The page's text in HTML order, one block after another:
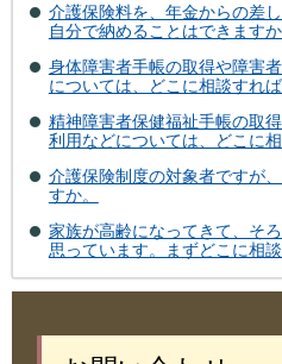
介護保険料を、年金からの差
自分で納めることはできますか
身体障害者手帳の取得や障害
については、どこに相談すれば
精神障害者保健福祉手帳の取
利用などについては、どこに
介護保険制度の対象者ですが
すか。
家族が高齢になってきて、そ
思っています。まずどこに相